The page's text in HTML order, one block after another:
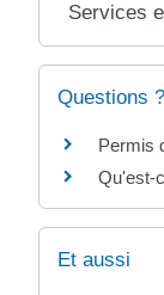
Services
Questions
Permis
Qu'est-
Et aussi